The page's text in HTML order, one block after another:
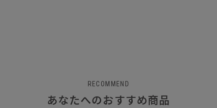
RECOMMEND
あなたへのおすすめ商品